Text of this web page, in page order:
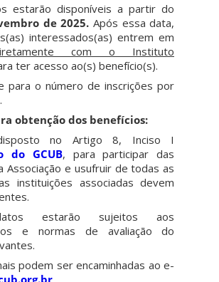
estarão disponíveis a partir do
de 2025.Após essa data,
interessados(as) entrem em
com o Instituto
ter acesso ao(s) benefício(s).
para o número de inscrições por
obtenção dos benefícios:
no Artigo 8, Inciso I
do GCUB, para participar das
Associação e usufruir de todas as
instituições associadas devem
estarão sujeitos aos
e normas de avaliação do
podem ser encaminhadas ao e-